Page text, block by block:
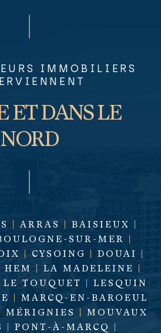
IMMOBILIERS
ET DANS LE
NORD
ARRAS BAISIEUX
SUR-MER
CYSOING DOUAI
HEM LA MADELEINE
LE TOUQUET
LESQUIN
MARCQ-EN-BAROEUL
MÉRIGNIES
MOUVAUX
PONT-À-MARCQ